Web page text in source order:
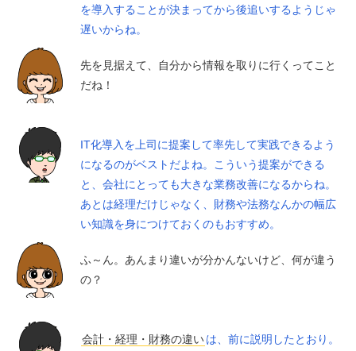
を導入することが決まってから後追いするようじゃ
遅いからね。
先を見据えて、自分から情報を取りに行くってこと
だね！
IT化導入を上司に提案して率先して実践できるよう
になるのがベストだよね。こういう提案ができる
と、会社にとっても大きな業務改善になるからね。
あとは経理だけじゃなく、財務や法務なんかの幅広
い知識を身につけておくのもおすすめ。
ふ～ん。あんまり違いが分かんないけど、何が違う
の？
会計・経理・財務の違いは、前に説明したとおり。